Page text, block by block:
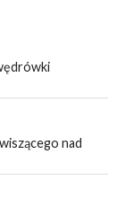
nad